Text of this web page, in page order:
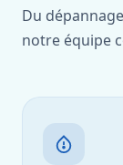
Du
notre équipe